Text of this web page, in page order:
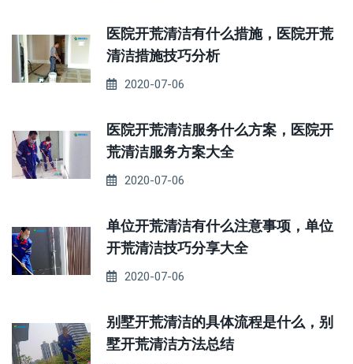
医院开荒清洁有什么措施，医院开荒
清洁措施技巧分析
2020-07-06
医院开荒清洁服务什么方案，医院开
荒清洁服务方案大全
2020-07-06
单位开荒清洁有什么注意事项，单位
开荒清洁技巧分享大全
2020-07-06
别墅开荒清洁的具体流程是什么，别
墅开荒清洁方法总结